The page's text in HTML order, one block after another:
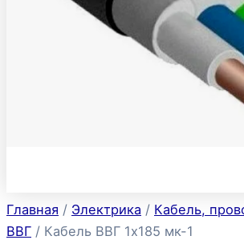
Главная / Электрика / Кабель,
ВВГ / Кабель ВВГ 1х185 мк-1